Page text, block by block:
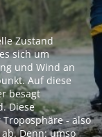
Zustand
sich um
und Wind an
Auf diese
besagt
Diese
- also
Denn: umso